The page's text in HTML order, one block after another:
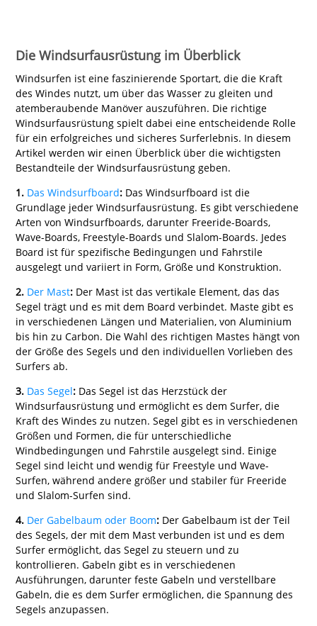
Die Windsurfausrüstung im Überblick
Windsurfen ist eine faszinierende Sportart, die die Kraft
des Windes nutzt, um über das Wasser zu gleiten und
atemberaubende Manöver auszuführen. Die richtige
Windsurfausrüstung spielt dabei eine entscheidende Rolle
für ein erfolgreiches und sicheres Surferlebnis. In diesem
Artikel werden wir einen Überblick über die wichtigsten
Bestandteile der Windsurfausrüstung geben.
1. Das Windsurfboard:Das Windsurfboard ist die
Grundlage jeder Windsurfausrüstung. Es gibt verschiedene
Arten von Windsurfboards, darunter Freeride-Boards,
Wave-Boards, Freestyle-Boards und Slalom-Boards. Jedes
Board ist für spezifische Bedingungen und Fahrstile
ausgelegt und variiert in Form, Größe und Konstruktion.
2. Der Mast:Der Mast ist das vertikale Element, das das
Segel trägt und es mit dem Board verbindet. Maste gibt es
in verschiedenen Längen und Materialien, von Aluminium
bis hin zu Carbon. Die Wahl des richtigen Mastes hängt von
der Größe des Segels und den individuellen Vorlieben des
Surfers ab.
3. Das Segel:Das Segel ist das Herzstück der
Windsurfausrüstung und ermöglicht es dem Surfer, die
Kraft des Windes zu nutzen. Segel gibt es in verschiedenen
Größen und Formen, die für unterschiedliche
Windbedingungen und Fahrstile ausgelegt sind. Einige
Segel sind leicht und wendig für Freestyle und Wave-
Surfen, während andere größer und stabiler für Freeride
und Slalom-Surfen sind.
4. Der Gabelbaum oder Boom:Der Gabelbaum ist der Teil
des Segels, der mit dem Mast verbunden ist und es dem
Surfer ermöglicht, das Segel zu steuern und zu
kontrollieren. Gabeln gibt es in verschiedenen
Ausführungen, darunter feste Gabeln und verstellbare
Gabeln, die es dem Surfer ermöglichen, die Spannung des
Segels anzupassen.